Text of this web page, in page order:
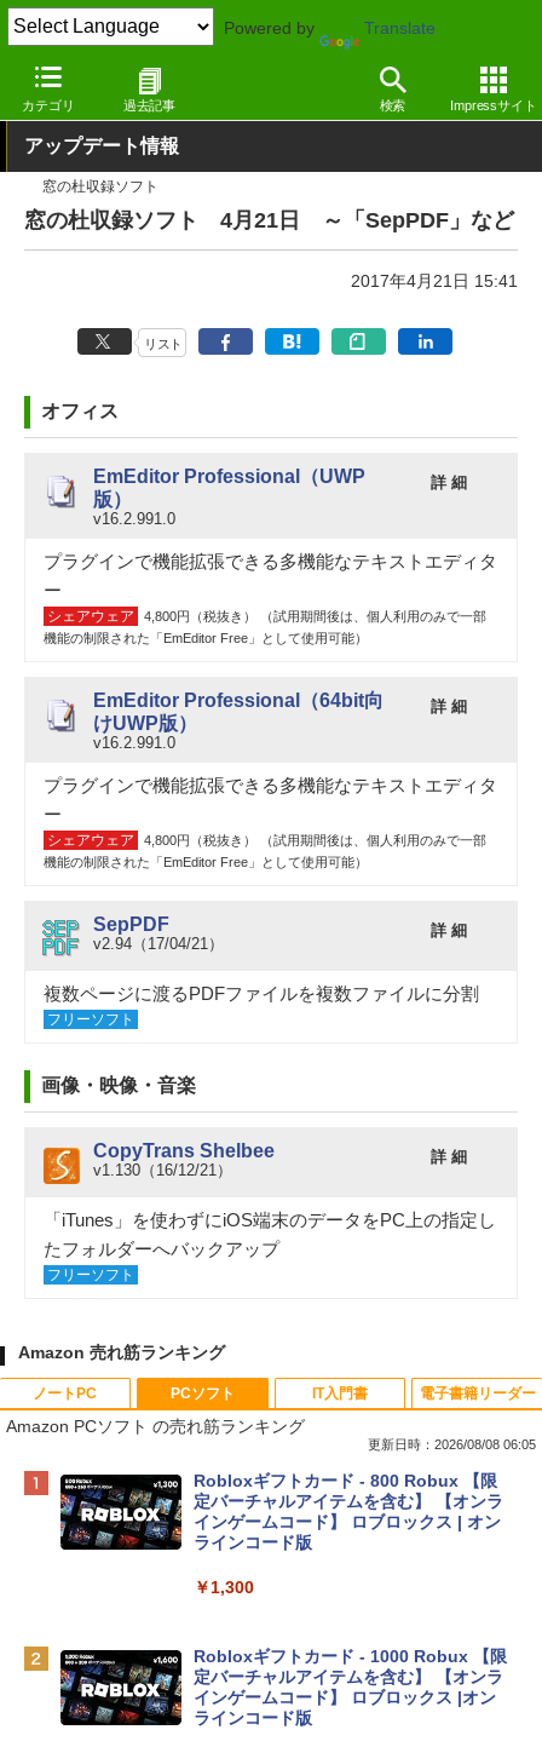
Powered by Translate
カテゴリ 過去記事 検索 Impressサイト
窓の杜 その他の話題 アップデート
アップデート情報
窓の杜収録ソフト
窓の杜収録ソフト 4月21日 ～「SepPDF」など
2017年4月21日 15:41
リスト
オフィス
EmEditor Professional（UWP
版）
v16.2.991.0
詳 細
プラグインで機能拡張できる多機能なテキストエディタ
ー
シェアウェア
4,800円（税抜き） （試用期間後は、個人利用のみで一部
機能の制限された「EmEditor Free」として使用可能）
EmEditor Professional（64bit向
けUWP版）
v16.2.991.0
詳 細
プラグインで機能拡張できる多機能なテキストエディタ
ー
シェアウェア
4,800円（税抜き） （試用期間後は、個人利用のみで一部
機能の制限された「EmEditor Free」として使用可能）
SepPDF
v2.94（17/04/21）
詳 細
複数ページに渡るPDFファイルを複数ファイルに分割
フリーソフト
画像・映像・音楽
CopyTrans Shelbee
v1.130（16/12/21）
詳 細
「iTunes」を使わずにiOS端末のデータをPC上の指定し
たフォルダーへバックアップ
フリーソフト
Amazon 売れ筋ランキング
ノートPC
Apple 2026 MacBook Neo A18 Proチッ
プ搭載13インチノートブック：AIとAppl
e Intelligence、Liquid Retinaディスプ
レイ、8GBメモリ、512GB SSD、1080p
ィゴ + 3年延長 AppleCare+ for 13インチ
￥162,598
tomtoc 360°保護 15.6 16インチ パソコ
PCソフト
Amazon PCソフト の売れ筋ランキング
更新日時：2026/08/08 06:05
Robloxギフトカード - 800 Robux 【限
定バーチャルアイテムを含む】 【オンラ
インゲームコード】 ロブロックス | オン
ラインコード版
￥1,300
Robloxギフトカード - 1000 Robux 【限
定バーチャルアイテムを含む】 【オンラ
インゲームコード】 ロブロックス |オン
ラインコード版
IT入門書 電子書籍リーダー